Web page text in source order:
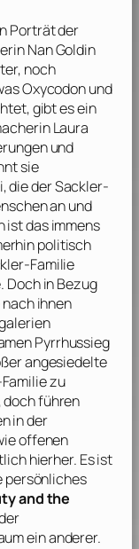
Porträt der
Nan Goldin
noch
Oxycodon und
gibt es ein
Laura
und
sie
die derSackler-
an und
ist das immens
politisch
-Familie
Doch in Bezug
ihnen
Pyrrhussieg
angesiedelte
zu
doch führen
in der
offenen
hierher. Es ist
persönliches
and the
ein anderer.